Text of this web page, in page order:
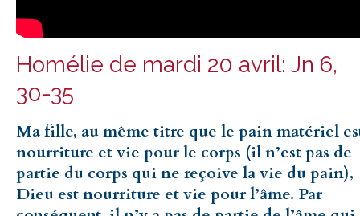
Homélie de mardi 20 avril: Jn 6,
30-35
Ma fille, au même titre que le pain matériel
nourriture et vie pour le corps (il n’est pas de
partie du corps qui ne reçoive la vie du pain),
Dieu est nourriture et vie pour l’âme. Par